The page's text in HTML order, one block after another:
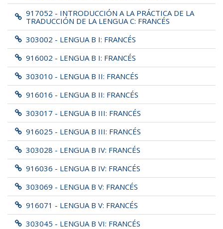
917052 - INTRODUCCIÓN A LA PRÁCTICA DE LA
TRADUCCIÓN DE LA LENGUA C: FRANCÉS
303002 - LENGUA B I: FRANCÉS
916002 - LENGUA B I: FRANCÉS
303010 - LENGUA B II: FRANCÉS
916016 - LENGUA B II: FRANCÉS
303017 - LENGUA B III: FRANCÉS
916025 - LENGUA B III: FRANCÉS
303028 - LENGUA B IV: FRANCÉS
916036 - LENGUA B IV: FRANCÉS
303069 - LENGUA B V: FRANCÉS
916071 - LENGUA B V: FRANCÉS
303045 - LENGUA B VI: FRANCÉS